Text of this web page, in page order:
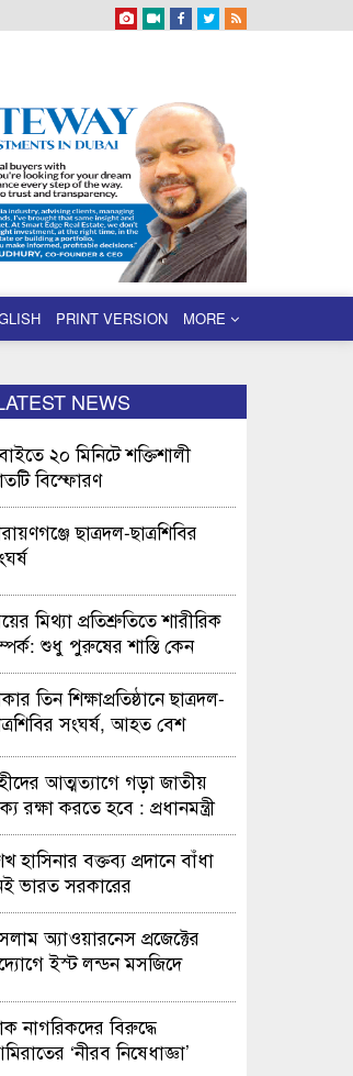
PRINT VERSION MORE
NEWS
২০ মিনিটে শক্তিশালী
বিস্ফোরণ
ছাত্রদল-ছাত্রশিবির
মিথ্যা প্রতিশ্রুতিতে শারীরিক
শুধু পুরুষের শাস্তি কেন
নয় জানতে চেয়ে হাইকোর্টের
তিন শিক্ষাপ্রতিষ্ঠানে ছাত্রদল-
সংঘর্ষ, আহত বেশ
আত্মত্যাগে গড়া জাতীয়
রক্ষা করতে হবে : প্রধানমন্ত্রী
হাসিনার বক্তব্য প্রদানে বাঁধা
ভারত সরকারের
অ্যাওয়ারনেস প্রজেক্টের
ইস্ট লন্ডন মসজিদে
এক্সিবিশন
নাগরিকদের বিরুদ্ধে
‘নীরব নিষেধাজ্ঞা’